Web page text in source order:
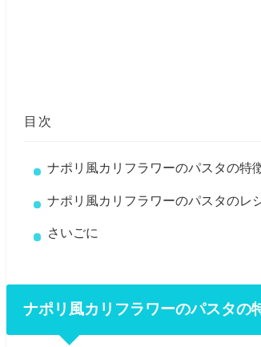
目次
ナポリ風カリフラワーのパスタの特
ナポリ風カリフラワーのパスタのレ
さいごに
ナポリ風カリフラワーのパスタの